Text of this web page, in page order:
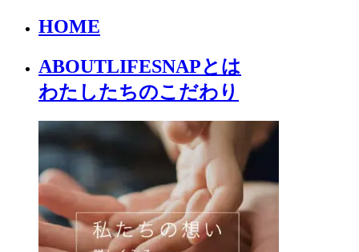
HOME
ABOUTLIFESNAPとは
わたしたちのこだわり